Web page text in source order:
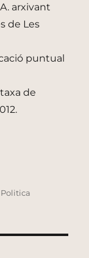
arxivant
de Les
puntual
de
Categories
Politica